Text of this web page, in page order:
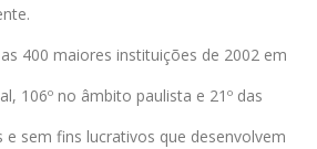
400 maiores instituições de 2002 em
106º no âmbito paulista e 21º das
e sem fins lucrativos que desenvolvem